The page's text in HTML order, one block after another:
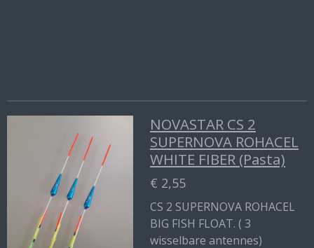
NOVASTAR CS 2
SUPERNOVA ROHACEL
WHITE FIBER (Pasta)
€ 2,55
CS 2 SUPERNOVA ROHACEL
BIG FISH FLOAT. ( 3
wisselbare antennes)